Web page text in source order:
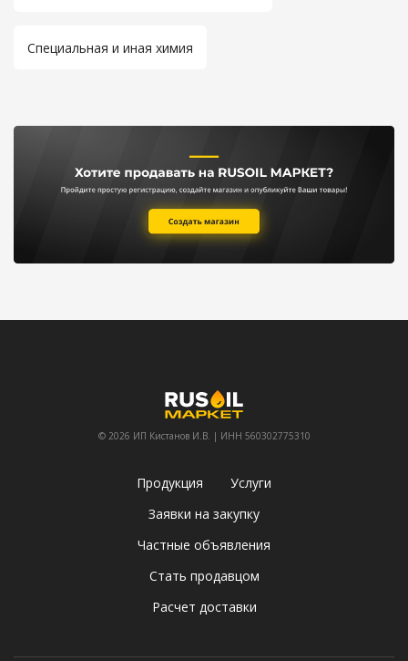
Специальная и иная химия
© 2026 ИП Кистанов И.В. | ИНН 560302775310
Продукция
Услуги
Заявки на закупку
Частные объявления
Стать продавцом
Расчет доставки